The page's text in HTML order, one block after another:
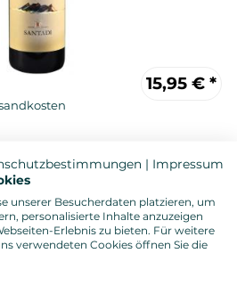
15,95 € *
| Impressum
unserer Besucherdaten platzieren, um
personalisierte Inhalte anzuzeigen
Erlebnis zu bieten. Für weitere
verwendeten Cookies öffnen Sie die